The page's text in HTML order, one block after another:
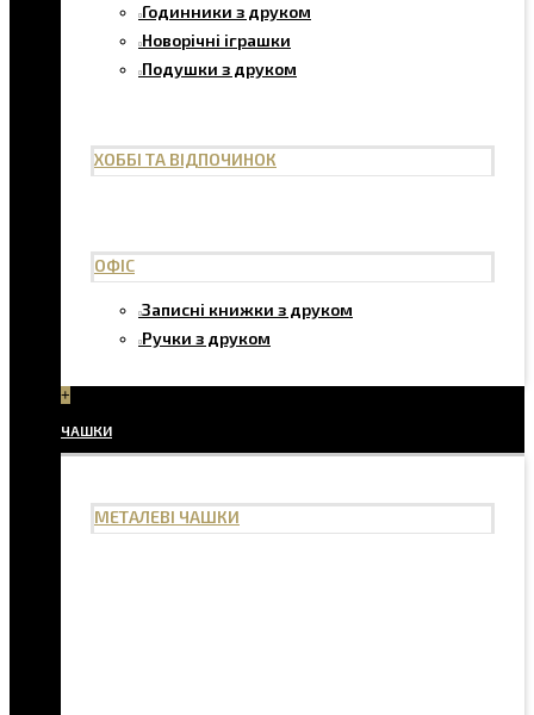
Годинники з друком
Новорічні іграшки
Подушки з друком
ХОББІ ТА ВІДПОЧИНОК
ОФІС
Записні книжки з друком
Ручки з друком
+
ЧАШКИ
МЕТАЛЕВІ ЧАШКИ